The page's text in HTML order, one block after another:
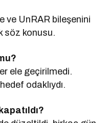
ve UnRAR bileşenini
söz konusu.
ele geçirilmedi.
odaklıydı.